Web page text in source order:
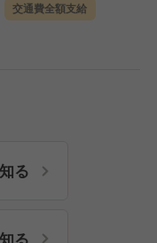
交通費全額支給
る
る